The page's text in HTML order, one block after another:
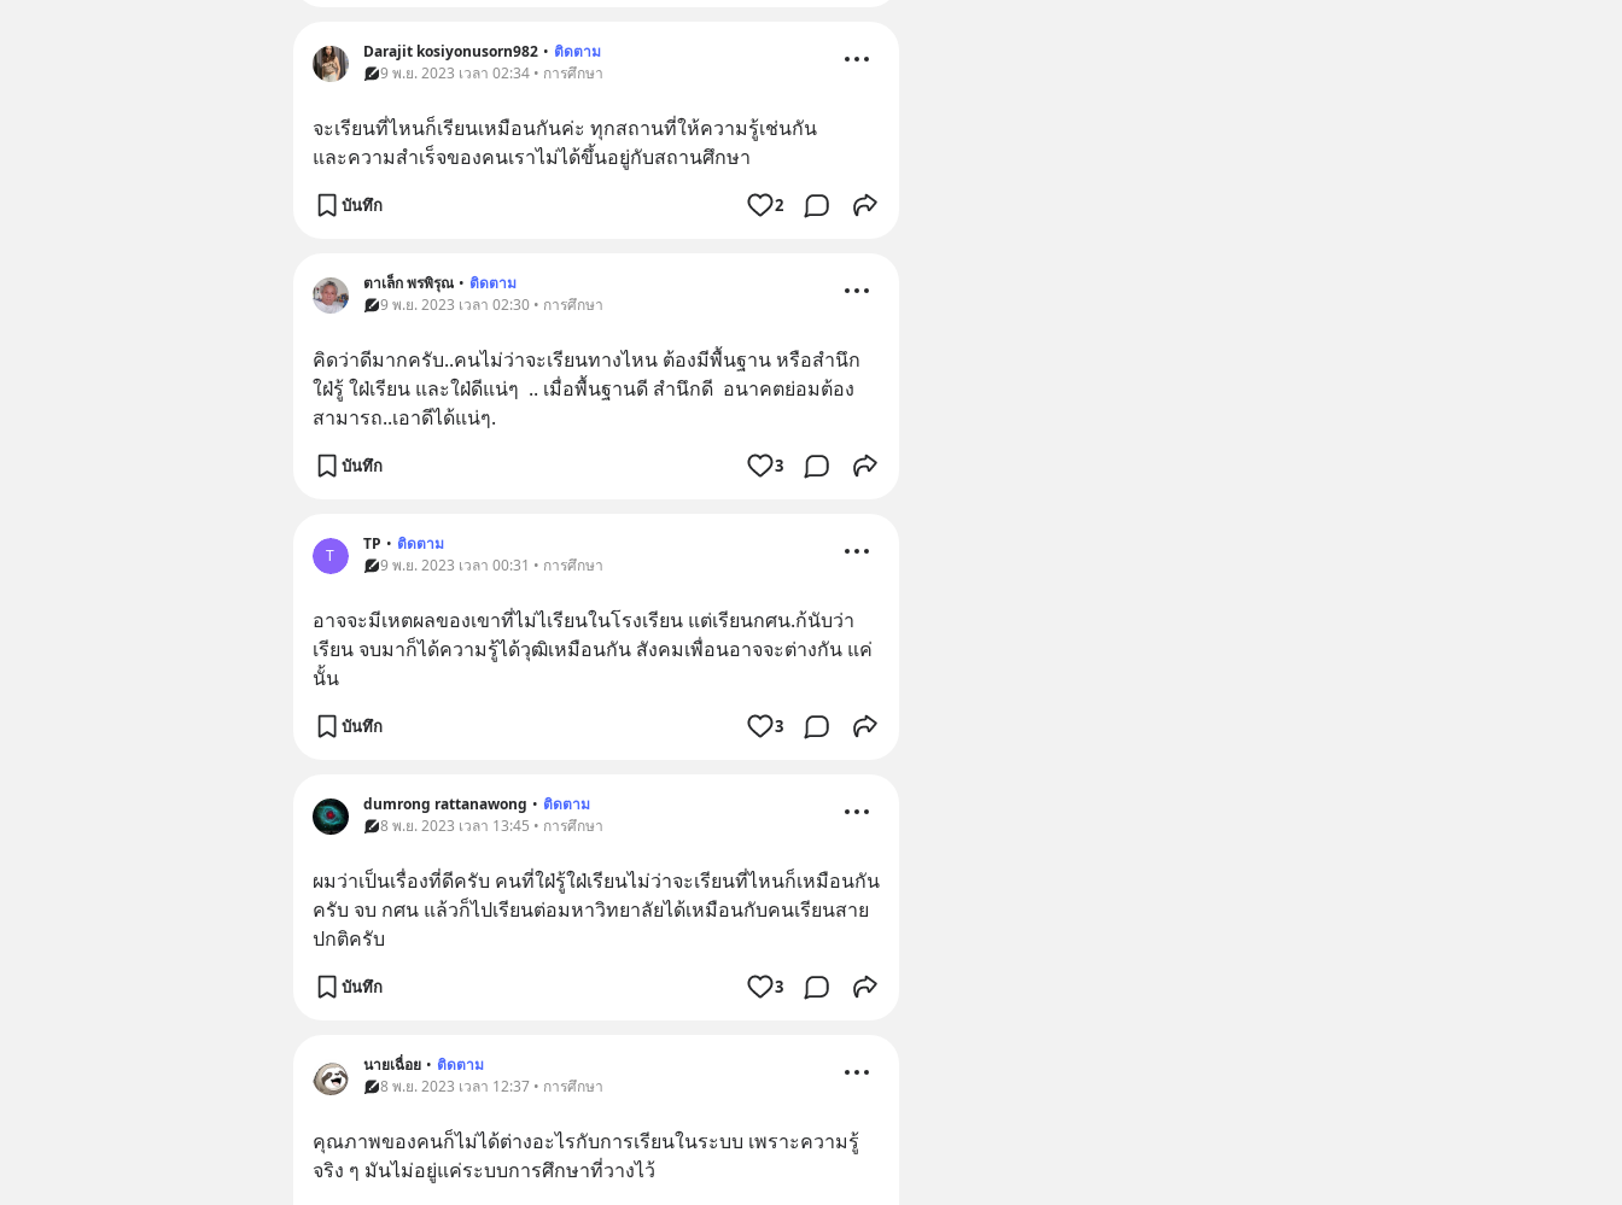
Darajit kosiyonusorn982 • ติดตาม
9 พ.ย. 2023 เวลา 02:34 • การศึกษา
จะเรียนที่ไหนก็เรียนเหมือนกันค่ะ ทุกสถานที่ให้ความรู้เช่นกัน
และความสำเร็จของคนเราไม่ได้ขึ้นอยู่กับสถานศึกษา
บันทึก 2
ตาเล็ก พรพิรุณ • ติดตาม
9 พ.ย. 2023 เวลา 02:30 • การศึกษา
คิดว่าดีมากครับ..คนไม่ว่าจะเรียนทางไหน ต้องมีพื้นฐาน หรือสำนึก
ใฝ่รู้ ใฝ่เรียน และใฝ่ดีแน่ๆ  .. เมื่อพื้นฐานดี สำนึกดี  อนาคตย่อมต้อง
สามารถ..เอาดีได้แน่ๆ.
บันทึก 3
T
TP • ติดตาม
9 พ.ย. 2023 เวลา 00:31 • การศึกษา
อาจจะมีเหตผลของเขาที่ไม่ไเรียนในโรงเรียน แต่เรียนกศน.ก้นับว่า
เรียน จบมาก็ได้ความรู้ได้วุฒิเหมือนกัน สังคมเพื่อนอาจจะต่างกัน แค่
นั้น
บันทึก 3
dumrong rattanawong • ติดตาม
8 พ.ย. 2023 เวลา 13:45 • การศึกษา
ผมว่าเป็นเรื่องที่ดีครับ คนที่ใฝ่รู้ใฝ่เรียนไม่ว่าจะเรียนที่ไหนก็เหมือนกัน
ครับ จบ กศน แล้วก็ไปเรียนต่อมหาวิทยาลัยได้เหมือนกับคนเรียนสาย
ปกติครับ
บันทึก 3
นายเฉื่อย • ติดตาม
8 พ.ย. 2023 เวลา 12:37 • การศึกษา
คุณภาพของคนก็ไม่ได้ต่างอะไรกับการเรียนในระบบ เพราะความรู้
จริง ๆ มันไม่อยู่แค่ระบบการศึกษาที่วางไว้